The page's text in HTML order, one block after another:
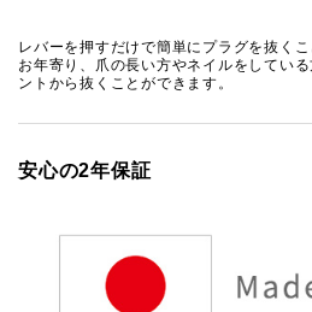
レバーを押すだけで簡単にプラグを抜く
お年寄り、爪の長い方やネイルをしてい
ントから抜くことができます。
安心の2年保証